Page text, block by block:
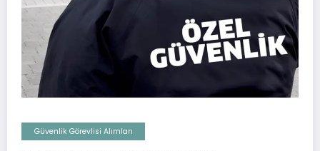
Güvenlik Görevlisi Alımları